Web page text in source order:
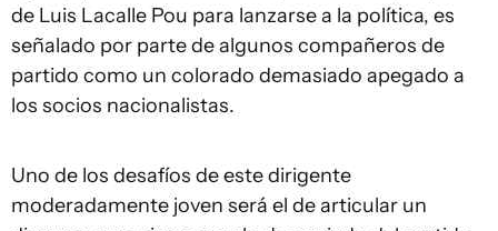
de Luis Lacalle Pou para lanzarse a la política, es
señalado por parte de algunos compañeros de
partido como un colorado demasiado apegado a
los socios nacionalistas.
Uno de los desafíos de este dirigente
moderadamente joven será el de articular un